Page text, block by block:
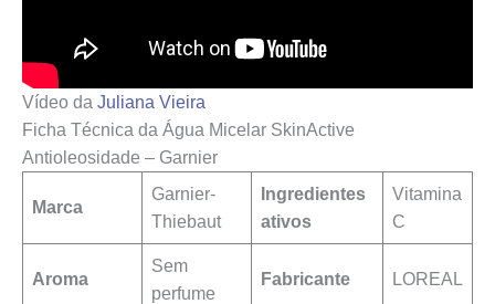
Vídeo da Juliana Vieira
Ficha Técnica da Água Micelar SkinActive
Antioleosidade – Garnier
Marca
Garnier-
Thiebaut
Ingredientes
ativos
Vitamina
C
Aroma
Sem
perfume
Fabricante ‎LOREAL